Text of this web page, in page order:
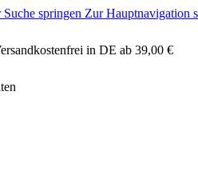
Suche springen Zur Hauptnavigation
in DE ab 39,00 €